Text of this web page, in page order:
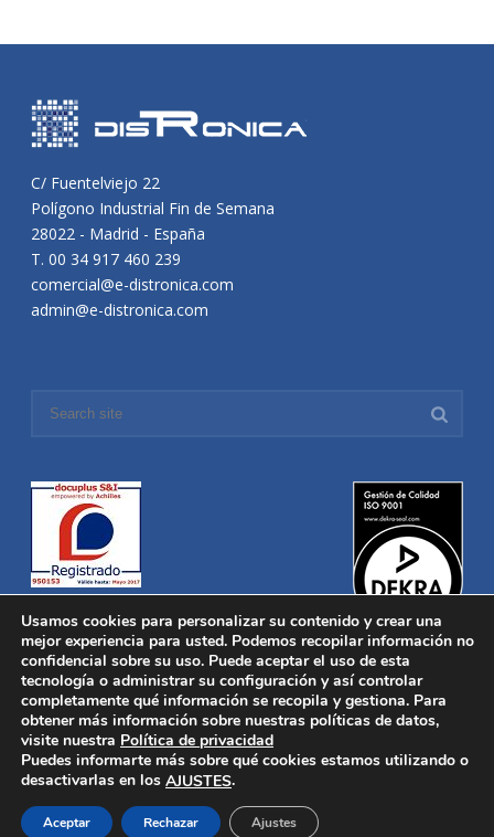
C/ Fuentelviejo 22
Polígono Industrial Fin de Semana
28022 - Madrid - España
T. 00 34 917 460 239
comercial@e-distronica.com
admin@e-distronica.com
Distronica © 2016 Todos los derechos reservados.Aviso legal
Política de privacidad|Política de Cookies
Desarrollado porNucleosoft
Inicio
Quiénes Somos
Distribución
Usamos cookies para personalizar su contenido y crear una
mejor experiencia para usted. Podemos recopilar información no
confidencial sobre su uso. Puede aceptar el uso de esta
tecnología o administrar su configuración y así controlar
completamente qué información se recopila y gestiona. Para
obtener más información sobre nuestras políticas de datos,
visite nuestra Política de privacidad
Puedes informarte más sobre qué cookies estamos utilizando o
desactivarlas en los AJUSTES.
Aceptar Rechazar Ajustes